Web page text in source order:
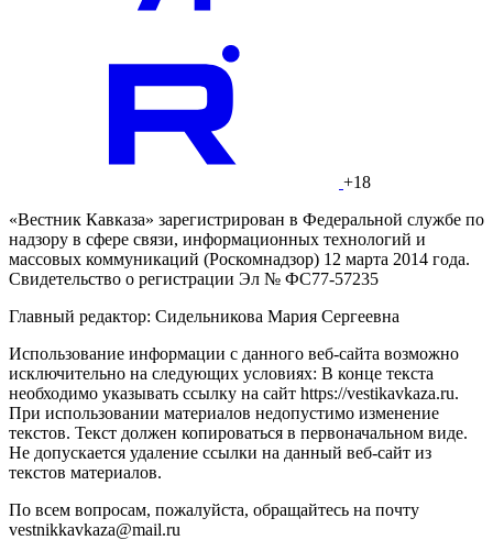
+18
«Вестник Кавказа» зарегистрирован в Федеральной службе по
надзору в сфере связи, информационных технологий и
массовых коммуникаций (Роскомнадзор) 12 марта 2014 года.
Свидетельство о регистрации Эл № ФС77-57235
Главный редактор: Сидельникова Мария Сергеевна
Использование информации с данного веб-сайта возможно
исключительно на следующих условиях: В конце текста
необходимо указывать ссылку на сайт https://vestikavkaza.ru.
При использовании материалов недопустимо изменение
текстов. Текст должен копироваться в первоначальном виде.
Не допускается удаление ссылки на данный веб-сайт из
текстов материалов.
По всем вопросам, пожалуйста, обращайтесь на почту
vestnikkavkaza@mail.ru